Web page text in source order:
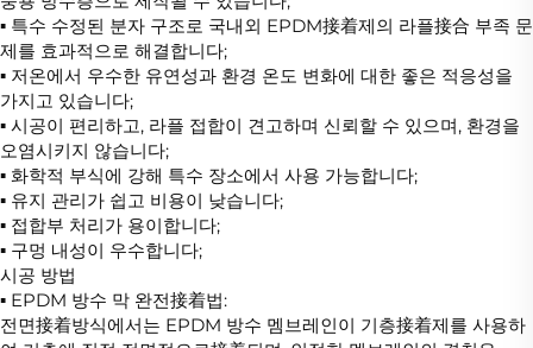
▪ 특수 수정된 분자 구조로 국내외 EPDM接着제의 라플接合 부족 문
제를 효과적으로 해결합니다;
▪ 저온에서 우수한 유연성과 환경 온도 변화에 대한 좋은 적응성을
가지고 있습니다;
▪ 시공이 편리하고, 라플 접합이 견고하며 신뢰할 수 있으며, 환경을
오염시키지 않습니다;
▪ 화학적 부식에 강해 특수 장소에서 사용 가능합니다;
▪ 유지 관리가 쉽고 비용이 낮습니다;
▪ 접합부 처리가 용이합니다;
▪ 구멍 내성이 우수합니다;
시공 방법
▪ EPDM 방수 막 완전接着법:
전면接着방식에서는 EPDM 방수 멤브레인이 기층接着제를 사용하